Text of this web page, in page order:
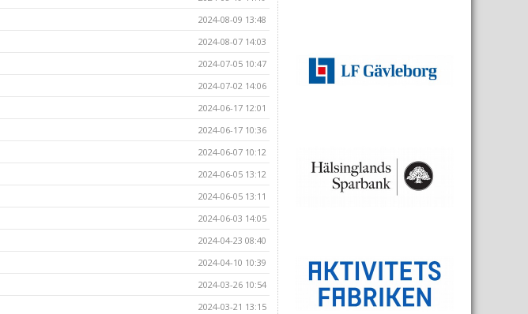
2024-08-09 13:48
2024-08-07 14:03
2024-07-05 10:47
2024-07-02 14:06
2024-06-17 12:01
2024-06-17 10:36
2024-06-07 10:12
2024-06-05 13:12
2024-06-05 13:11
2024-06-03 14:05
2024-04-23 08:40
2024-04-10 10:39
2024-03-26 10:54
2024-03-21 13:15